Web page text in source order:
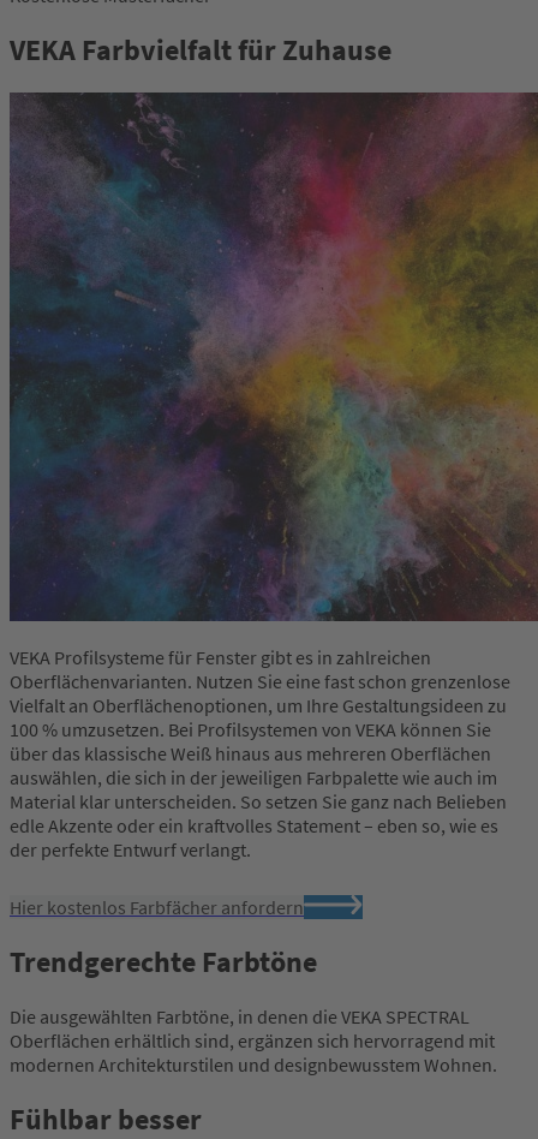
VEKA Farbvielfalt für Zuhause
VEKA Profilsysteme für Fenster gibt es in zahlreichen
Oberflächenvarianten. Nutzen Sie eine fast schon grenzenlose
Vielfalt an Oberflächenoptionen, um Ihre Gestaltungsideen zu
100 % umzusetzen. Bei Profilsystemen von VEKA können Sie
über das klassische Weiß hinaus aus mehreren Oberflächen
auswählen, die sich in der jeweiligen Farbpalette wie auch im
Material klar unterscheiden. So setzen Sie ganz nach Belieben
edle Akzente oder ein kraftvolles Statement – eben so, wie es
der perfekte Entwurf verlangt.
Hier kostenlos Farbfächer anfordern
Trendgerechte Farbtöne
Die ausgewählten Farbtöne, in denen die VEKA SPECTRAL
Oberflächen erhältlich sind, ergänzen sich hervorragend mit
modernen Architekturstilen und designbewusstem Wohnen.
Fühlbar besser